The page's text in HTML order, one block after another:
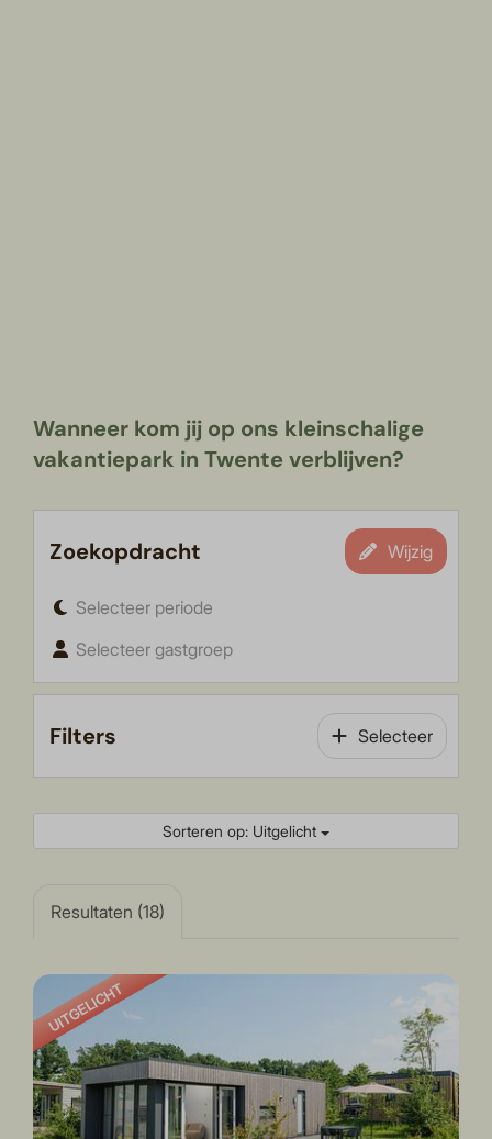
Wanneer kom jij op ons kleinschalige
vakantiepark in Twente verblijven?
Zoekopdracht Wijzig
Selecteer periode
Selecteer gastgroep
Filters Selecteer
Sorteren op: Uitgelicht
Resultaten (18)
UITGELICHT